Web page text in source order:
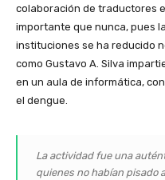
colaboración de traductores
importante que nunca, pues
instituciones se ha reducido
como Gustavo A. Silva
en un aula de informática,
el dengue.
La actividad fue una
quienes no habían pisado